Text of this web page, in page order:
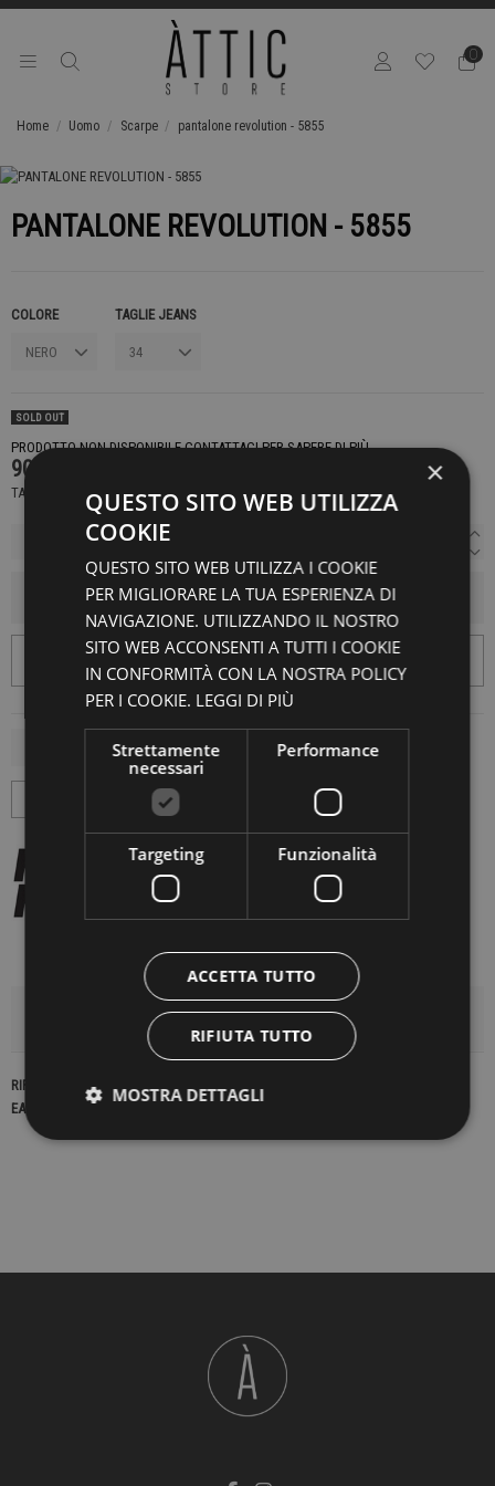
0
Home Uomo Scarpe pantalone revolution - 5855
PANTALONE REVOLUTION - 5855
COLORE TAGLIE JEANS
SOLD OUT
PRODOTTO NON DISPONIBILE CONTATTACI PER SAPERE DI PIÙ
90,00 €
TASSE INCLUSE
AGGIUNGI AL CARRELLO
DETTAGLI DEL PRODOTTO
RIFERIMENTO
16847
EAN13
2900000193291
×
QUESTO SITO WEB UTILIZZA
COOKIE
QUESTO SITO WEB UTILIZZA I COOKIE
PER MIGLIORARE LA TUA ESPERIENZA DI
NAVIGAZIONE. UTILIZZANDO IL NOSTRO
SITO WEB ACCONSENTI A TUTTI I COOKIE
IN CONFORMITÀ CON LA NOSTRA POLICY
PER I COOKIE. LEGGI DI PIÙ
Strettamente
necessari
Performance
Targeting Funzionalità
ACCETTA TUTTO
RIFIUTA TUTTO
MOSTRA DETTAGLI